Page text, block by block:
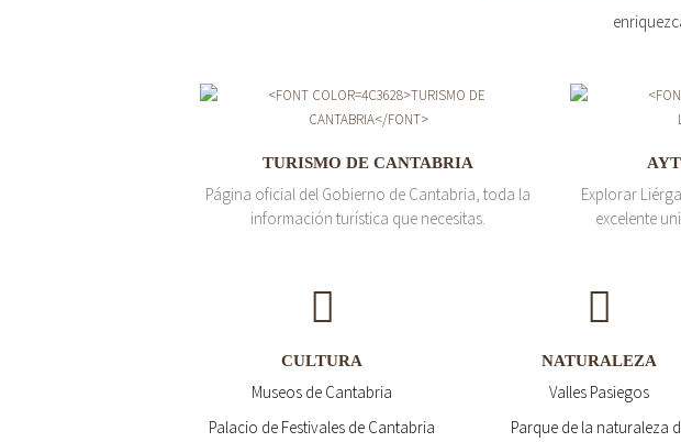
TURISMO DE CANTABRIA
Página oficial del Gobierno de Cantabria, toda la
información turística que necesitas.
Explorar
excelente
CULTURA
Museos de Cantabria
Palacio de Festivales de Cantabria
NATURALEZA
Valles Pasiegos
Parque de la naturaleza